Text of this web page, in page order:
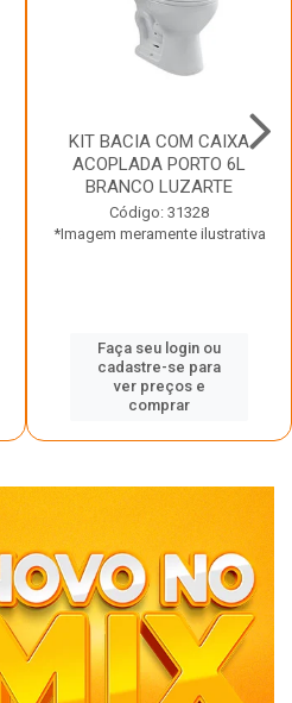
KIT BACIA COM CAIXA
ACOPLADA PORTO 6L
BRANCO LUZARTE
Código: 31328
*Imagem meramente ilustrativa
Faça seu login ou
cadastre-se para
ver preços e
comprar